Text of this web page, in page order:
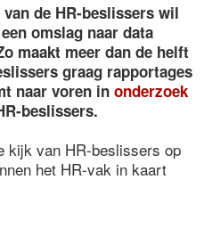
van de HR-beslissers wil
omslag naar data
maakt meer dan de helft
graag rapportages
naar voren in onderzoek
beslissers.
kijk van HR-beslissers op
het HR-vak in kaart